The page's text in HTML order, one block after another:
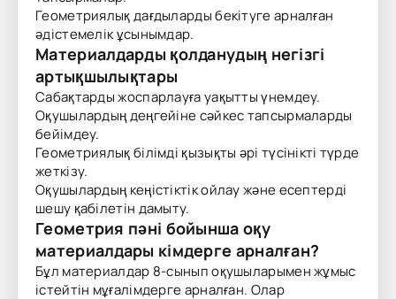
Геометриялық дағдыларды бекітуге арналған
әдістемелік ұсынымдар.
Материалдарды қолданудың негізгі
артықшылықтары
Сабақтарды жоспарлауға уақытты үнемдеу.
Оқушылардың деңгейіне сәйкес тапсырмаларды
бейімдеу.
Геометриялық білімді қызықты әрі түсінікті түрде
жеткізу.
Оқушылардың кеңістіктік ойлау және есептерді
шешу қабілетін дамыту.
Геометрия пәні бойынша оқу
материалдары кімдерге арналған?
Бұл материалдар 8-сынып оқушыларымен жұмыс
істейтін мұғалімдерге арналған. Олар